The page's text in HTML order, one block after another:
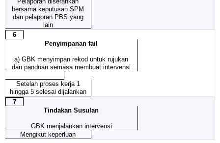
bersama keputusan SPM
dan pelaporan PBS yang
lain
6
Penyimpanan fail
a) GBK menyimpan rekod untuk rujukan
dan panduan semasa membuat intervensi
Setelah proses kerja 1
hingga 5 selesai dijalankan
7
Tindakan Susulan
GBK menjalankan intervensi
Mengikut keperluan